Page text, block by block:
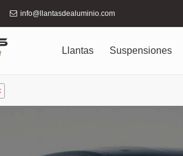
info@llantasdealuminio.com
Llantas Suspensiones